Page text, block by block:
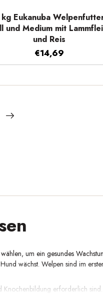
Eukanuba
und Medium mit
und Reis
€14,69
um ein gesundes
wächst. Welpen sind im
erforderlich